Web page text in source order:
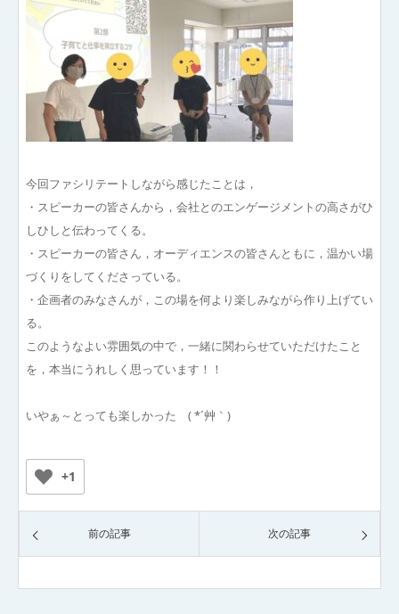
今回ファシリテートしながら感じたことは，
・スピーカーの皆さんから，会社とのエンゲージメントの高さがひ
しひしと伝わってくる。
・スピーカーの皆さん，オーディエンスの皆さんともに，温かい場
づくりをしてくださっている。
・企画者のみなさんが，この場を何より楽しみながら作り上げてい
る。
このようなよい雰囲気の中で，一緒に関わらせていただけたこと
を，本当にうれしく思っています！！
いやぁ～とっても楽しかった ( *´艸｀)
+1
前の記事 次の記事